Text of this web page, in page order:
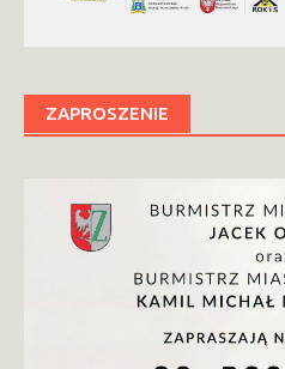
ZAPROSZENIE